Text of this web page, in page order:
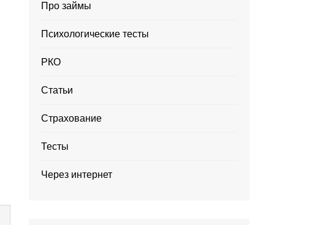
Про займы
Психологические тесты
РКО
Статьи
Страхование
Тесты
Через интернет